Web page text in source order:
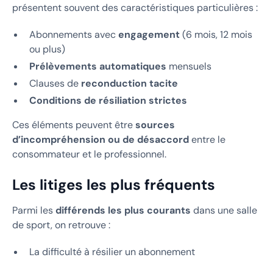
présentent souvent des caractéristiques particulières :
Abonnements avecengagement(6 mois, 12 mois
ou plus)
Prélèvements automatiques mensuels
Clauses de reconduction tacite
Conditions de résiliation strictes
Ces éléments peuvent êtresources
d’incompréhension ou de désaccordentre le
consommateur et le professionnel.
Les litiges les plus fréquents
Parmi lesdifférends les plus courants dans une salle
de sport, on retrouve :
La difficulté à résilier un abonnement